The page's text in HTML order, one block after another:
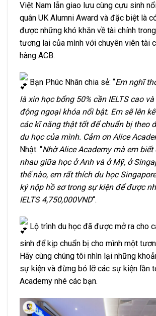
Việt Nam lẫn giao lưu cùng cựu sinh
quân UK Alumni Award và đặc biệt là
được những khó khăn về tài chính
tương lai của mình với chuyên viên tài
hàng ACB.
Bạn Phúc Nhân chia sẻ: “Em nghĩ
là xin học bổng 50% cần IELTS cao
động ngoại khóa nổi bật. Em sẽ lên
các kĩ năng thật tốt để chuẩn bị theo
du học của mình. Cảm ơn Alice
Nhật: “Nhờ Alice Academy mà em
nhau giữa học ở Anh và ở Mỹ, ở
thế nào, em rất thích du học
ký nộp hồ sơ trong sự kiện để được
IELTS 4,750,000VND“.
Lộ trình du học đã được mở ra cho
sinh để kịp chuẩn bị cho mình một
Hãy cùng chúng tôi nhìn lại những
sự kiện và đừng bỏ lỡ các sự kiện lần
Academy nhé các bạn.